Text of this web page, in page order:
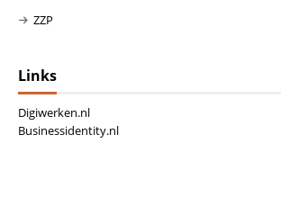
ZZP
Links
Digiwerken.nl
Businessidentity.nl